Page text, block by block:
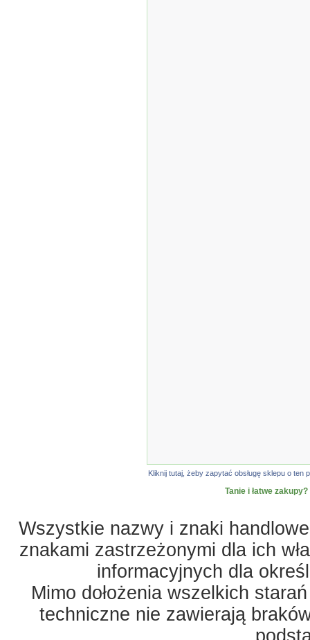
Kliknij tutaj, żeby zapytać obsługę sklepu o
Tanie i łatwe
Wszystkie nazwy i znaki
znakami zastrzeżonymi dla ich
informacyjnych dla
Mimo dołożenia wszelkich
techniczne nie zawierają